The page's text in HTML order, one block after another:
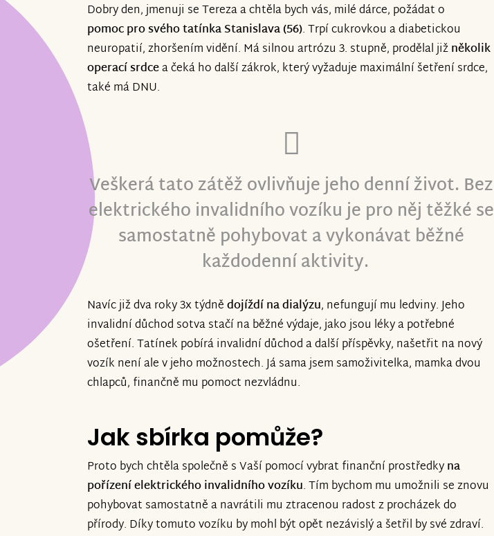
Dobry den, jmenuji se Tereza a chtěla bych vás, milé dárce, požádat o
pomoc pro svého tatínka Stanislava (56). Trpí cukrovkou a diabetickou
neuropatií, zhoršením vidění. Má silnou artrózu 3. stupně, prodělal jižněkolik
operací srdcea čeká ho další zákrok, který vyžaduje maximální šetření srdce,
také má DNU.
Veškerá tato zátěž ovlivňuje jeho denní život. Bez
elektrického invalidního vozíku je pro něj těžké se
samostatně pohybovat a vykonávat běžné
každodenní aktivity.
Navíc již dva roky 3x týdnědojíždí na dialýzu, nefungují mu ledviny. Jeho
invalidní důchod sotva stačí na běžné výdaje, jako jsou léky a potřebné
ošetření. Tatínek pobírá invalidní důchod a další příspěvky, našetřit na nový
vozík není ale v jeho možnostech. Já sama jsem samoživitelka, mamka dvou
chlapců, finančně mu pomoct nezvládnu.
Jak sbírka pomůže?
Proto bych chtěla společně s Vaší pomocí vybrat finanční prostředkyna
pořízení elektrického invalidního vozíku. Tím bychom mu umožnili se znovu
pohybovat samostatně a navrátili mu ztracenou radost z procházek do
přírody. Díky tomuto vozíku by mohl být opět nezávislý a šetřil by své zdraví.